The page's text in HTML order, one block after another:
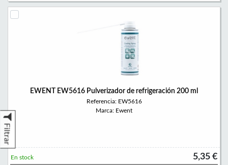
Filtrar
EWENT EW5616 Pulverizador de refrigeración 200 ml
Referencia: EW5616
Marca: Ewent
5,35 €
En stock